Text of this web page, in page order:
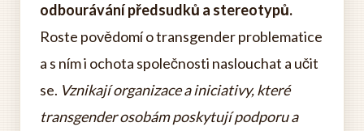
odbourávání předsudků a stereotypů.
Roste povědomí o transgender problematice
a s ním i ochota společnosti naslouchat a učit
se. Vznikají organizace a iniciativy, které
transgender osobám poskytují podporu a